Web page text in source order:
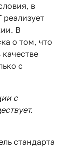
в
В
о том, что
с
с
стандарта